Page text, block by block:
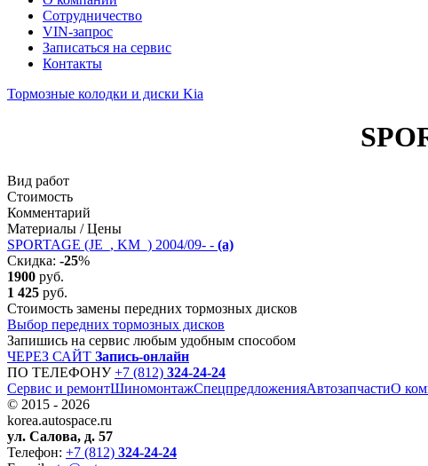
Сотрудничество
VIN-запрос
Записаться на сервис
Контакты
Тормозные колодки и диски Kia
Вид работ
Стоимость
Комментарий
Материалы / Цены
SPORTAGE (JE_, KM_) 2004/09- - (a)
Скидка: -25%
1900 руб.
1 425 руб.
Стоимость замены передних тормозных дисков
Выбор передних тормозных дисков
Запишись на сервис любым удобным способом
ЧЕРЕЗ САЙТ Запись-онлайн
ПО ТЕЛЕФОНУ+7 (812) 324-24-24
Сервис и ремонтШиномонтажСпецпредложенияАвтозапчаcтиО
© 2015 - 2026
korea.autospace.ru
ул. Салова, д. 57
Телефон: +7 (812) 324-24-24